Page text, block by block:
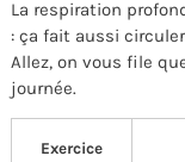
La respiration
: ça fait aussi
Allez, on vous file
journée.
Exercice